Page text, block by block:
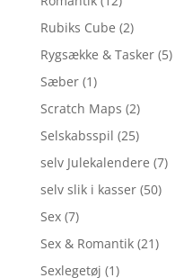
Rubiks Cube (2)
Rygsække & Tasker (5)
Sæber (1)
Scratch Maps (2)
Selskabsspil (25)
selv Julekalendere (7)
selv slik i kasser (50)
Sex (7)
Sex & Romantik (21)
Sexlegetøj (1)